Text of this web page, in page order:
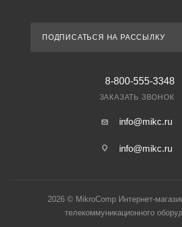
ПОДПИСАТЬСЯ НА РАССЫЛКУ
8-800-555-3348
ЗАКАЗАТЬ ЗВОНОК
info@mikc.ru
info@mikc.ru
2026 © MikroComp Интернет-
телекоммуникационного